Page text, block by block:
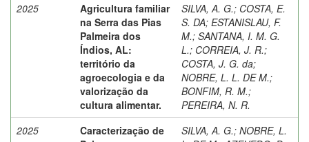
2025
Agricultura familiar
na Serra das Pias
Palmeira dos
Índios, AL:
território da
agroecologia e da
valorização da
cultura alimentar.
SILVA, A. G.; COSTA, E.
S. DA; ESTANISLAU, F.
M.; SANTANA, I. M. G.
L.; CORREIA, J. R.;
COSTA, J. G. da;
NOBRE, L. L. DE M.;
BONFIM, R. M.;
PEREIRA, N. R.
2025
Caracterização de
SILVA, A. G.; NOBRE, L.